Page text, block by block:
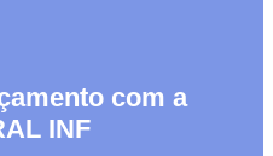
com a
INF